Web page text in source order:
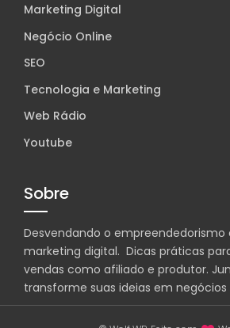
Marketing Digital
Negócio Online
SEO
Tecnologia e Marketing
Web Rádio
Youtube
Sobre
Desvendando o
marketing digital. Dicas práticas
vendas como afiliado e produtor.
transforme suas ideias em negócios